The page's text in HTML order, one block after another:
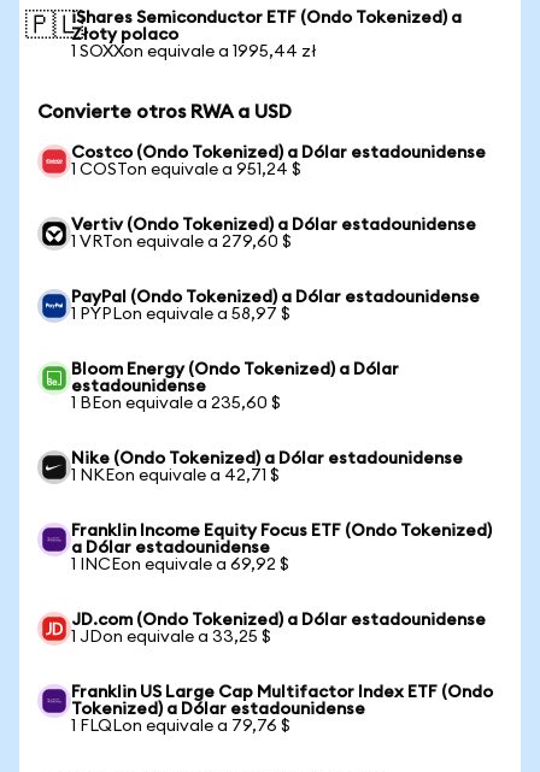
🇵🇱iShares Semiconductor ETF (Ondo Tokenized) a
Złoty polaco
1 SOXXon equivale a 1995,44 zł
Convierte otros RWA a USD
Costco (Ondo Tokenized) a Dólar estadounidense
1 COSTon equivale a 951,24 $
Vertiv (Ondo Tokenized) a Dólar estadounidense
1 VRTon equivale a 279,60 $
PayPal (Ondo Tokenized) a Dólar estadounidense
1 PYPLon equivale a 58,97 $
Bloom Energy (Ondo Tokenized) a Dólar
estadounidense
1 BEon equivale a 235,60 $
Nike (Ondo Tokenized) a Dólar estadounidense
1 NKEon equivale a 42,71 $
Franklin Income Equity Focus ETF (Ondo Tokenized)
a Dólar estadounidense
1 INCEon equivale a 69,92 $
JD.com (Ondo Tokenized) a Dólar estadounidense
1 JDon equivale a 33,25 $
Franklin US Large Cap Multifactor Index ETF (Ondo
Tokenized) a Dólar estadounidense
1 FLQLon equivale a 79,76 $